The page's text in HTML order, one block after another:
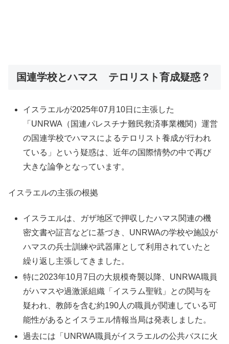
国連学校とハマス テロリスト育成疑惑？
イスラエルが2025年07月10日に主張した
「UNRWA（国連パレスチナ難民救済事業機関）運営
の国連学校でハマスによるテロリスト養成が行われ
ている」という疑惑は、近年の国際情勢の中で再び
大きな論争となっています。
イスラエルの主張の根拠
イスラエルは、ガザ地区で押収したハマス関連の機
密文書や証言などに基づき、UNRWAの学校や施設が
ハマスの兵士訓練や武器庫として利用されていたと
繰り返し主張してきました。
特に2023年10月7日の大規模奇襲以降、UNRWA職員
がハマスや過激派組織「イスラム聖戦」との関与を
疑われ、教師を含む約190人の職員が関連している可
能性があるとイスラエル情報当局は発表しました。
過去には「UNRWA職員がイスラエルの公共バスに火